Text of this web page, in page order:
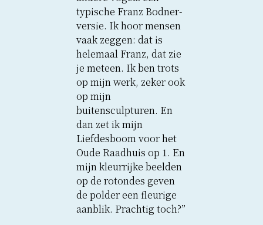
typische Franz Bodner-
versie. Ik hoor mensen
vaak zeggen: dat is
helemaal Franz, dat zie
je meteen. Ik ben trots
op mijn werk, zeker ook
op mijn
buitensculpturen. En
dan zet ik mijn
Liefdesboom voor het
Oude Raadhuis op 1. En
mijn kleurrijke beelden
op de rotondes geven
de polder een fleurige
aanblik. Prachtig toch?”